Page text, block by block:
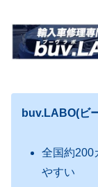
buv.LABO(ビ
全国約200
やすい